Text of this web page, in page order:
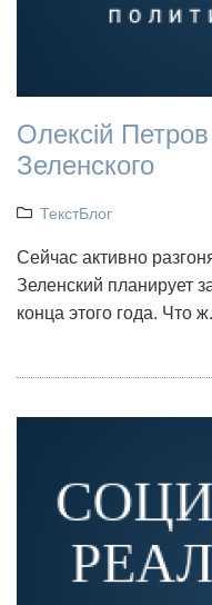
Олексій
Зеленского
ТекстБлог
Сейчас активно
Зеленский планирует
конца этого года. Что